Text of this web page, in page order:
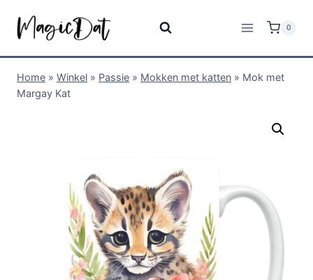
0
Home » Winkel » Passie » Mokken met katten » Mok met
Margay Kat